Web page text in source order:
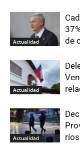
Actualidad
de
Actualidad
Actualidad
ríos